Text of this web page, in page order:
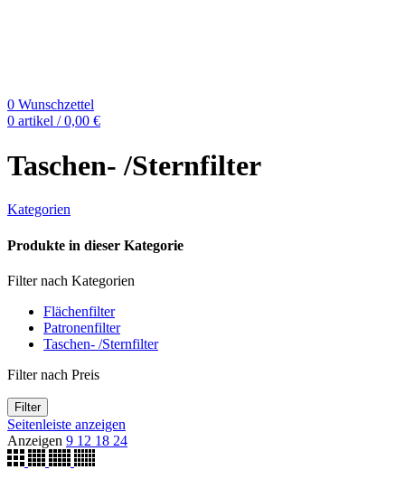
0 Wunschzettel
0 artikel / 0,00 €
Taschen- /Sternfilter
Kategorien
Produkte in dieser Kategorie
Filter nach Kategorien
Flächenfilter
Patronenfilter
Taschen- /Sternfilter
Filter nach Preis
Filter
Seitenleiste anzeigen
Anzeigen 9 12 18 24